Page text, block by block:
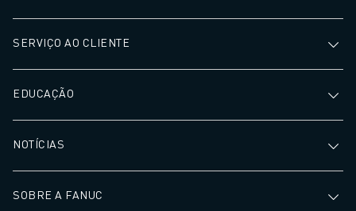
SERVIÇO AO CLIENTE
EDUCAÇÃO
NOTÍCIAS
SOBRE A FANUC